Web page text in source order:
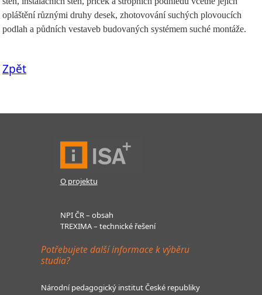
opláštění různými druhy desek, zhotovování suchých plovoucích
podlah a půdních vestaveb budovaných systémem suché montáže.
Zpět
O projektu
NPI ČR – obsah
TREXIMA – technické řešení
Potřebujete další informace k výběru
studia?
Národní pedagogický institut České republiky